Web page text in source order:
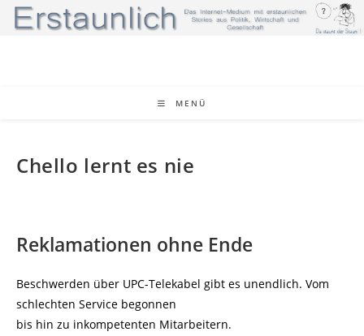
Zum
Inhalt
MENÜ
Chello lernt es nie
Reklamationen ohne Ende
Beschwerden über UPC-Telekabel gibt es unendlich. Vom
schlechten Service begonnen
bis hin zu inkompetenten Mitarbeitern.